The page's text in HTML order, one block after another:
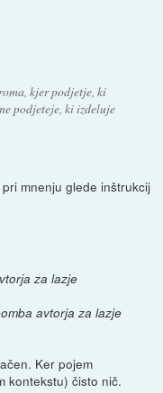
kjer podjetje, ki
podjeteje, ki izdeluje
mnenju glede inštrukcij
za lazje
avtorja za lazje
Ker pojem
kontekstu) čisto nič.